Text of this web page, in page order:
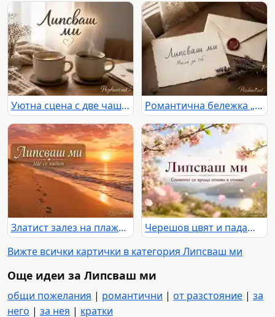
Уютна сцена с две чаши кафе, пара и послание „Липсваш ми“ в топла домашна светлина Романтична бележка „Липсваш ми“ до запечатан плик с восъчно сърце и лавандула на дървена маса.
Златист залез на плажа със следи в пясъка и надпис „Липсваш ми“ и „Ще се видим“
Черешов цвят и падащи листенца над езеро и планини с надпис „Липсваш ми“ и „Споменът се връща отново и отново.“
Вижте всички картички в категория Липсваш ми
Още идеи за Липсваш ми
общи пожелания | романтични | от разстояние | за
него | за нея | кратки